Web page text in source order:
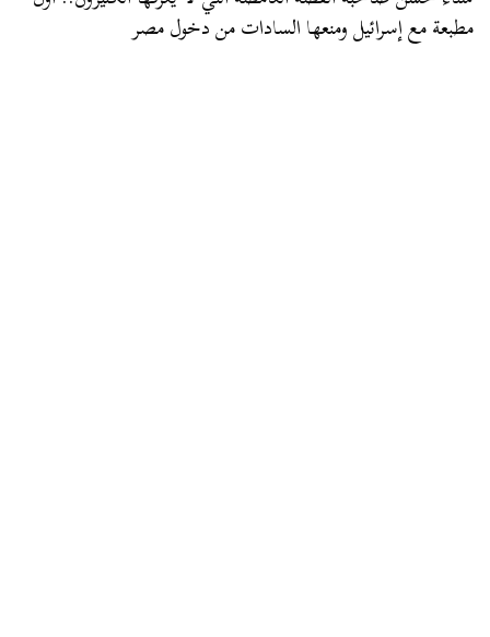
مطبعة مع إسرائيل ومنعها السادات من دخول مصر